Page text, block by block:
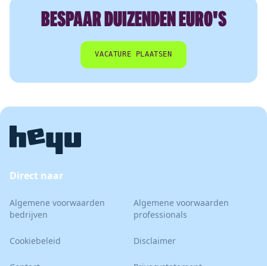
BESPAAR DUIZENDEN EURO'S
VACATURE PLAATSEN
Direct naar
Algemene voorwaarden
bedrijven
Algemene voorwaarden
professionals
Cookiebeleid Disclaimer